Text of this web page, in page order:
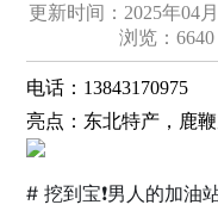
更新时间：2025年04
浏览：6640
电话： 13843170975
亮点： 东北特产，鹿
# 挖到宝❗️男人的加油